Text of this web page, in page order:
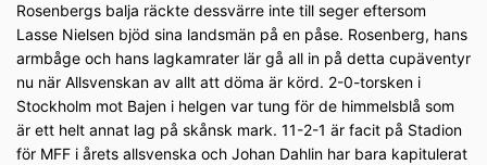
Rosenbergs balja räckte dessvärre inte till seger eftersom
Lasse Nielsen bjöd sina landsmän på en påse. Rosenberg, hans
armbåge och hans lagkamrater lär gå all in på detta cupäventyr
nu när Allsvenskan av allt att döma är körd. 2-0-torsken i
Stockholm mot Bajen i helgen var tung för de himmelsblå som
är ett helt annat lag på skånsk mark. 11-2-1 är facit på Stadion
för MFF i årets allsvenska och Johan Dahlin har bara kapitulerat